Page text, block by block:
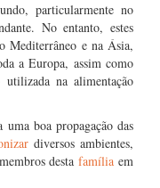
particularmente no
No entanto, estes
Mediterrâneo e na Ásia,
a Europa, assim como
na alimentação
uma boa propagação das
diversos ambientes,
destafamíliaem